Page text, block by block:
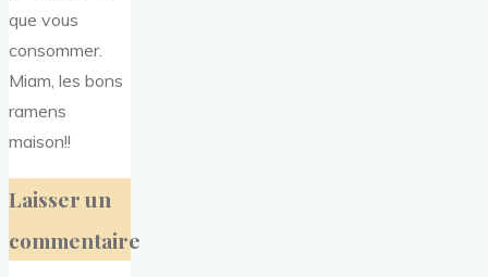
que vous
consommer.
Miam, les bons
ramens
maison!!
Laisser un
commentaire